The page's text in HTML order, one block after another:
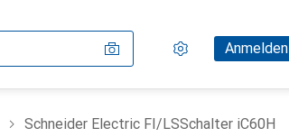
Einstellungen
KundenkontoAnmelden
Vergleichslisten
Merklisten
Warenkorb
Schneider Electric FI/LSSchalter iC60H